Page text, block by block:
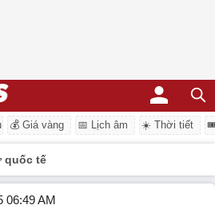
💰 Giá vàng 📅 Lịch âm ☀️ Thời tiết
quốc tế
06:49 AM